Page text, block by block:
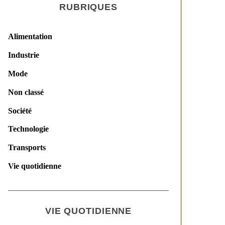
RUBRIQUES
Alimentation
Industrie
Mode
Non classé
Société
Technologie
Transports
Vie quotidienne
VIE QUOTIDIENNE